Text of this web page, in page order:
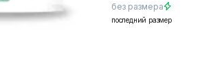
без размера
последний размер